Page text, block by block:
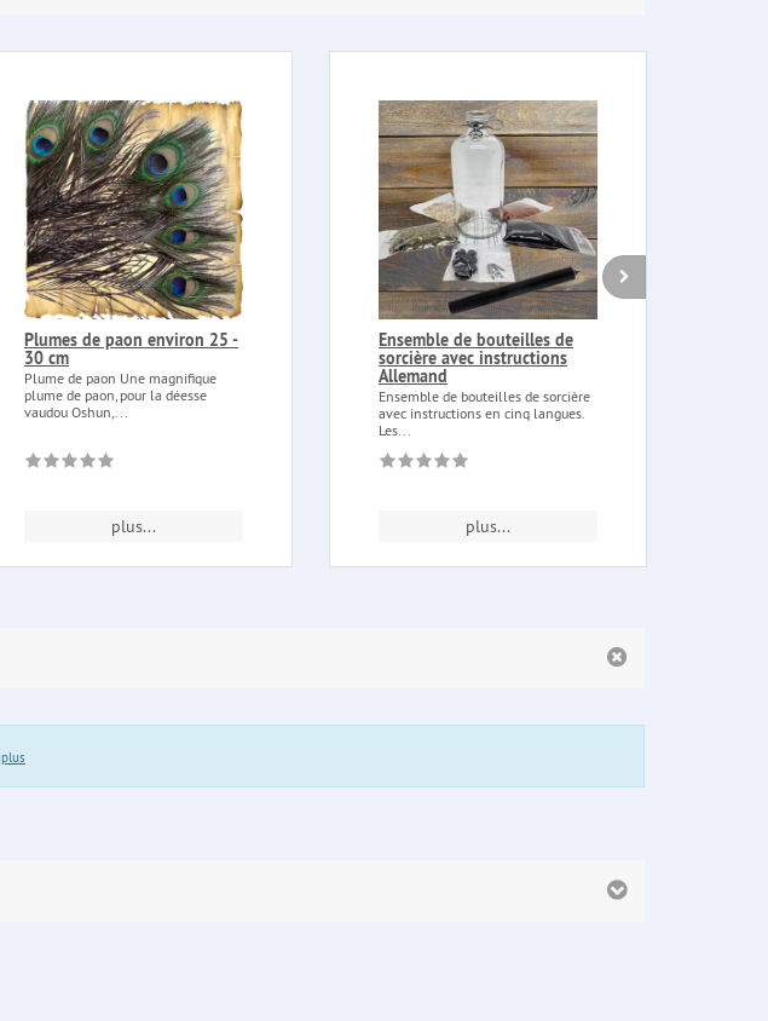
Plumes de paon environ 25 -
30 cm
Plume de paon Une magnifique
plume de paon, pour la déesse
vaudou Oshun,...
plus...
Ensemble de bouteilles de
sorcière avec instructions
Allemand
Ensemble de bouteilles de sorcière
avec instructions en cinq langues.
Les...
plus...
plus